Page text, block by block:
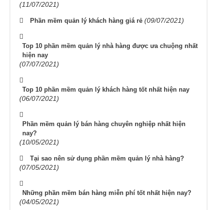
(11/07/2021)
Phần mềm quản lý khách hàng giá rẻ (09/07/2021)
Top 10 phần mềm quản lý nhà hàng được ưa chuộng nhất
hiện nay
(07/07/2021)
Top 10 phần mềm quản lý khách hàng tốt nhất hiện nay
(06/07/2021)
Phần mềm quản lý bán hàng chuyên nghiệp nhất hiện
nay?
(10/05/2021)
Tại sao nên sử dụng phần mềm quản lý nhà hàng?
(07/05/2021)
Những phần mềm bán hàng miễn phí tốt nhất hiện nay?
(04/05/2021)